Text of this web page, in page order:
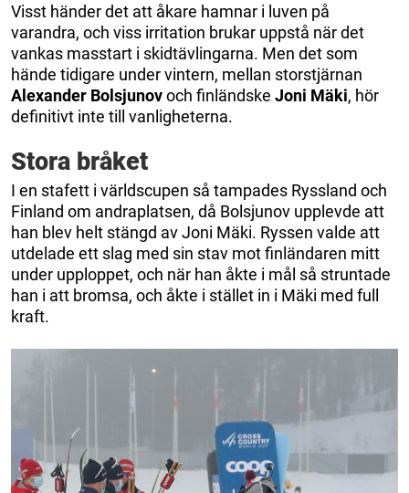
Visst händer det att åkare hamnar i luven på
varandra, och viss irritation brukar uppstå när det
vankas masstart i skidtävlingarna. Men det som
hände tidigare under vintern, mellan storstjärnan
Alexander Bolsjunovoch finländske Joni Mäki, hör
definitivt inte till vanligheterna.
Stora bråket
I en stafett i världscupen så tampades Ryssland och
Finland om andraplatsen, då Bolsjunov upplevde att
han blev helt stängd av Joni Mäki. Ryssen valde att
utdelade ett slag med sin stav mot finländaren mitt
under upploppet, och när han åkte i mål så struntade
han i att bromsa, och åkte i stället in i Mäki med full
kraft.